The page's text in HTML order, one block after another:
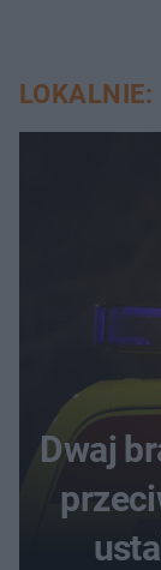
LOKALNIE:
Dwaj